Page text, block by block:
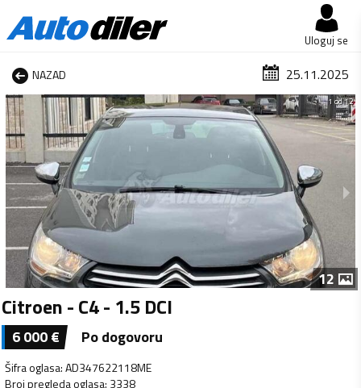
Uloguj se
NAZAD 25.11.2025
1 od 12
12
Citroen - C4 - 1.5 DCI
6 000€ Po dogovoru
Šifra oglasa:AD347622118ME
Broj pregleda oglasa: 3338